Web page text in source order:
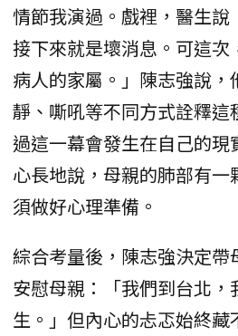
情節我演過。戲裡，醫生說
接下來就是壞消息。可這次
病人的家屬。」陳志強說
靜、嘶吼等不同方式詮釋這
過這一幕會發生在自己的現
心長地說，母親的肺部有一
須做好心理準備。
綜合考量後，陳志強決定帶
安慰母親：「我們到台北
生。」但內心的忐忑始終